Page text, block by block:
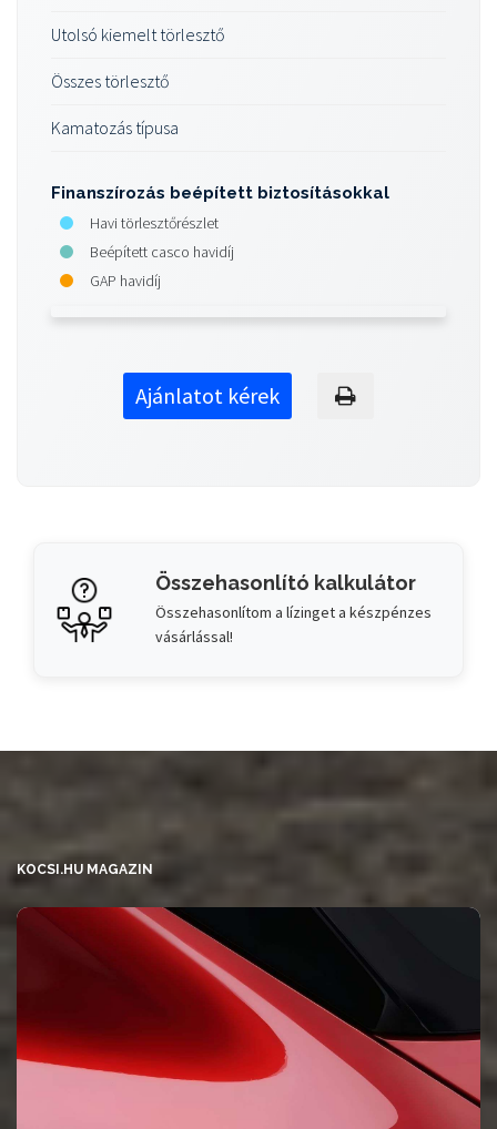
Utolsó kiemelt törlesztő
Összes törlesztő
Kamatozás típusa
Finanszírozás beépített biztosításokkal
Havi törlesztőrészlet
Beépített casco havidíj
GAP havidíj
Ajánlatot kérek
Összehasonlító kalkulátor
Összehasonlítom a lízinget a készpénzes
vásárlással!
KOCSI.HU MAGAZIN